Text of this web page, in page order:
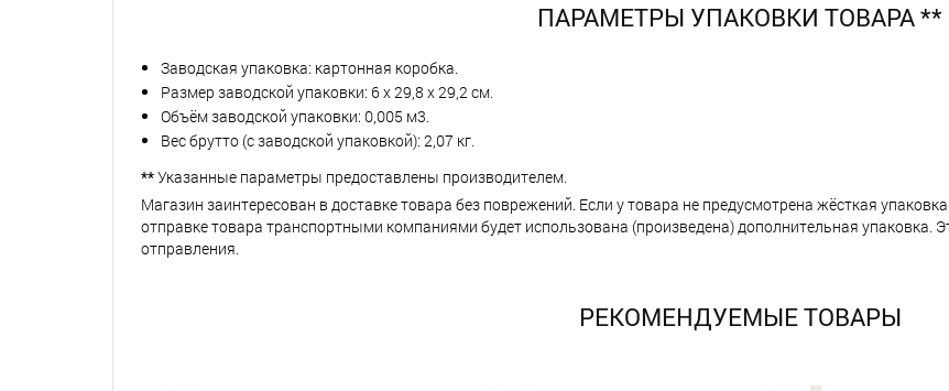
ПАРАМЕТРЫ УПАКОВКИ ТОВАРА **
Заводская упаковка: картонная коробка.
Размер заводской упаковки: 6 х 29,8 х 29,2 см.
Объём заводской упаковки: 0,005 м3.
Вес брутто (с заводской упаковкой): 2,07 кг.
**Указанные параметры предоставлены производителем.
Магазин заинтересован в доставке товара без поврежений. Если у товара не предусмотрена жёсткая
отправке товара транспортными компаниями будет использована (произведена) дополнительная упаковка.
отправления.
РЕКОМЕНДУЕМЫЕ ТОВАРЫ